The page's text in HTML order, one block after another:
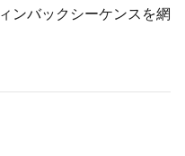
ンバックシーケンスを網